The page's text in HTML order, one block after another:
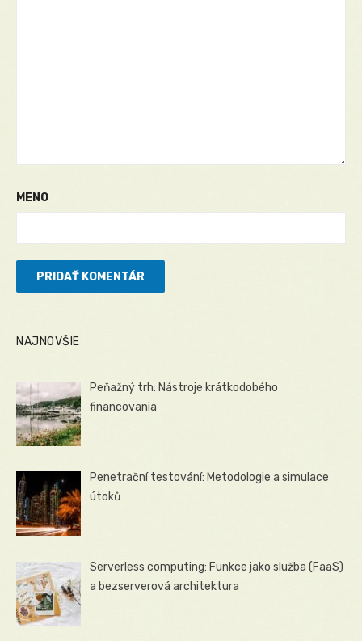
MENO
NAJNOVŠIE
Peňažný trh: Nástroje krátkodobého
financovania
Penetrační testování: Metodologie a simulace
útoků
Serverless computing: Funkce jako služba (FaaS)
a bezserverová architektura